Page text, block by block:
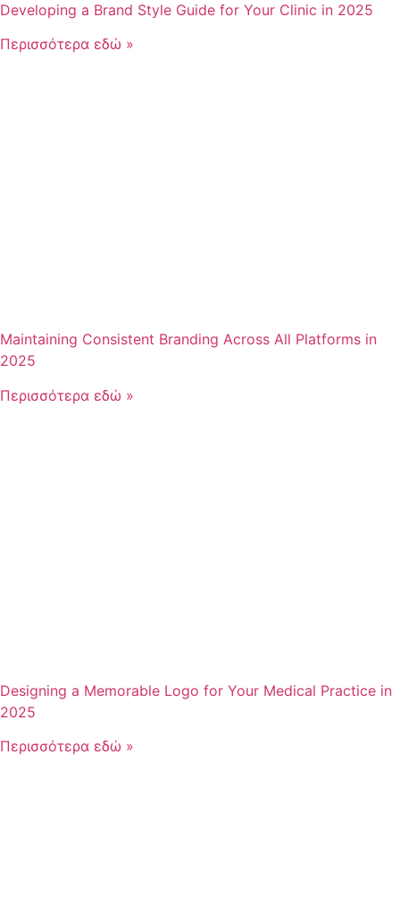
Developing a Brand Style Guide for Your Clinic in 2025
Περισσότερα εδώ »
Maintaining Consistent Branding Across All Platforms in
2025
Περισσότερα εδώ »
Designing a Memorable Logo for Your Medical Practice in
2025
Περισσότερα εδώ »